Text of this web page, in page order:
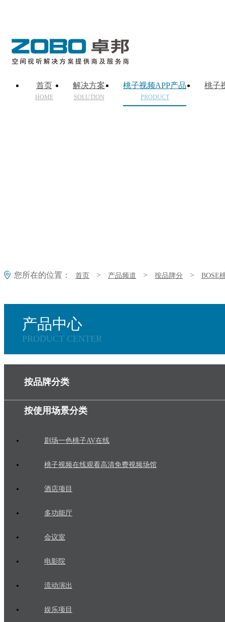
首页
HOME
解决方案
SOLUTION
桃子视频APP产品
PRODUCT
桃子
您所在的位置： 首页 > 产品频道 > 按品牌分 > BOSE
产品中心
PRODUCT CENTER
按品牌分类
按使用场景分类
剧场一色桃子AV在线
桃子视频在线观看高清免费视频场馆
酒店项目
多功能厅
会议室
电影院
流动演出
娱乐项目